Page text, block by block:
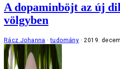
A dopaminböjt az új
völgyben
Rácz Johanna tudomány 2019.